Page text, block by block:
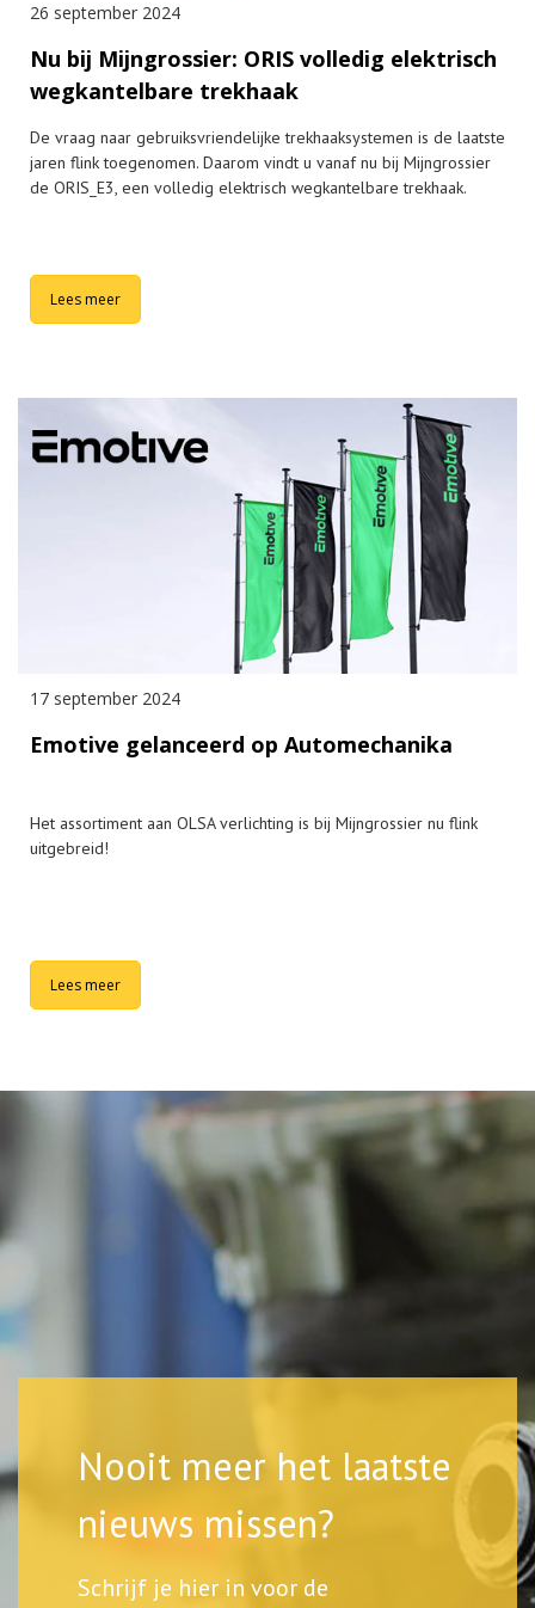
26 september 2024
Nu bij Mijngrossier: ORIS volledig elektrisch
wegkantelbare trekhaak
De vraag naar gebruiksvriendelijke trekhaaksystemen is de laatste
jaren flink toegenomen. Daarom vindt u vanaf nu bij Mijngrossier
de ORIS_E3, een volledig elektrisch wegkantelbare trekhaak.
Lees meer
17 september 2024
Emotive gelanceerd op Automechanika
Het assortiment aan OLSA verlichting is bij Mijngrossier nu flink
uitgebreid!
Lees meer
Nooit meer het laatste
nieuws missen?
Schrijf je hier in voor de